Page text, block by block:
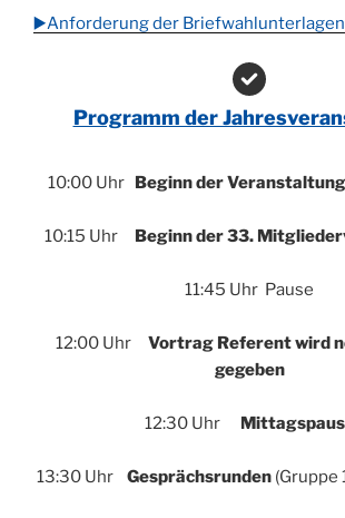
▶️Anforderung der Briefwahlunterlagen
Programm der
10:00 Uhr Beginn der
10:15 Uhr Beginn der 33.
11:45 Uhr Pause
12:00 Uhr Vortrag Referent wird
gegeben
12:30 Uhr
13:30 Uhr Gesprächsrunden(Gruppe